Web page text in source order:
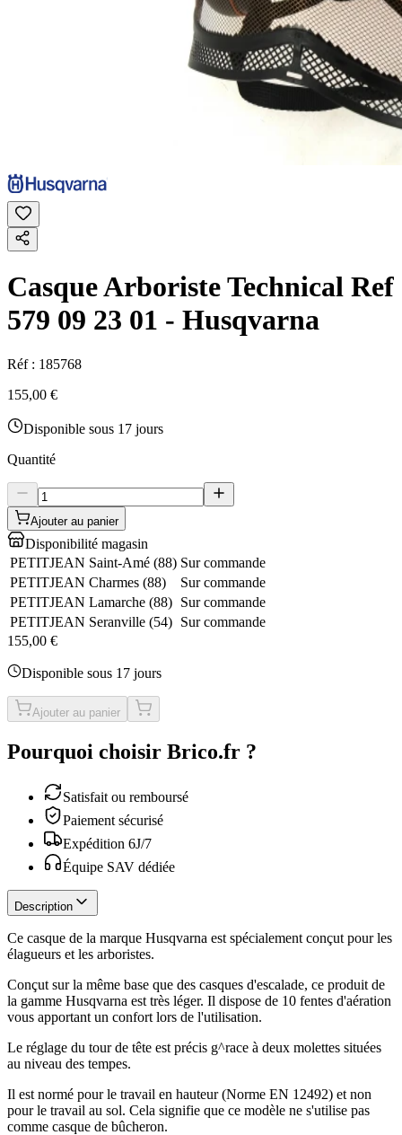
Casque Arboriste Technical Ref
579 09 23 01 - Husqvarna
Réf : 185768
155,00 €
Disponible sous 17 jours
Quantité
Ajouter au panier
Disponibilité magasin
PETITJEAN Saint-Amé (88) Sur commande
PETITJEAN Charmes (88)
Sur commande
PETITJEAN Lamarche (88) Sur commande
PETITJEAN Seranville (54) Sur commande
155,00 €
Disponible sous 17 jours
Ajouter au panier
Pourquoi choisir Brico.fr ?
Satisfait ou remboursé
Paiement sécurisé
Expédition 6J/7
Équipe SAV dédiée
Description
Ce casque de la marque Husqvarna est spécialement conçut pour les
élagueurs et les arboristes.
Conçut sur la même base que des casques d'escalade, ce produit de
la gamme Husqvarna est très léger. Il dispose de 10 fentes d'aération
vous apportant un confort lors de l'utilisation.
Le réglage du tour de tête est précis g^race à deux molettes situées
au niveau des tempes.
Il est normé pour le travail en hauteur (Norme EN 12492) et non
pour le travail au sol. Cela signifie que ce modèle ne s'utilise pas
comme casque de bûcheron.